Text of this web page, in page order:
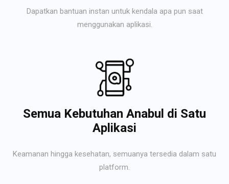
Dapatkan bantuan instan untuk kendala apa pun saat
menggunakan aplikasi.
Semua Kebutuhan Anabul di Satu
Aplikasi
Keamanan hingga kesehatan, semuanya tersedia dalam satu
platform.